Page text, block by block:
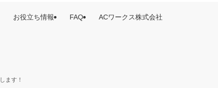
ます！
お役立ち情報 FAQ ACワークス株式会社